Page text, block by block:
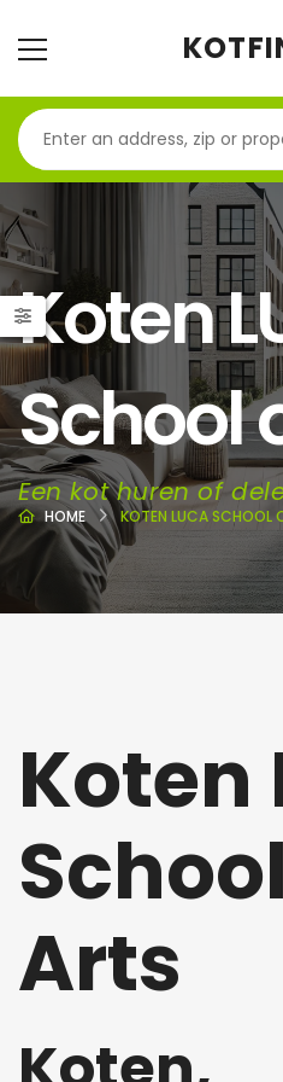
Koten
School
Een kot huren of
HOME KOTEN LUCA SCHOOL
Koten
Arts